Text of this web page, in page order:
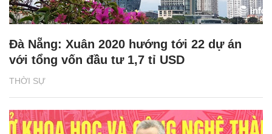
THỜI SỰ
Đà Nẵng: Xuân 2020 hướng tới 22 dự án
với tổng vốn đầu tư 1,7 tỉ USD